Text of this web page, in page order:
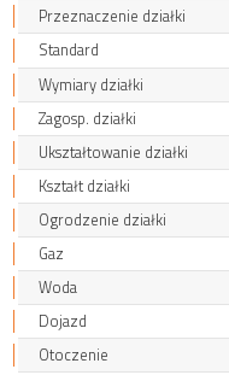
Przeznaczenie działki
Standard
Wymiary działki
Zagosp. działki
Ukształtowanie działki
Kształt działki
Ogrodzenie działki
Gaz
Woda
Dojazd
Otoczenie